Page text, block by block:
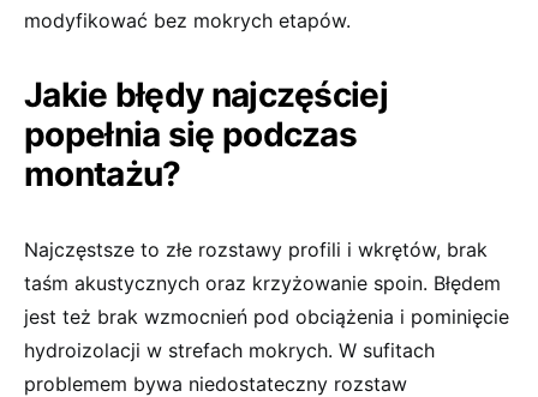
modyfikować bez mokrych etapów.
Jakie błędy najczęściej
popełnia się podczas
montażu?
Najczęstsze to złe rozstawy profili i wkrętów, brak
taśm akustycznych oraz krzyżowanie spoin. Błędem
jest też brak wzmocnień pod obciążenia i pominięcie
hydroizolacji w strefach mokrych. W sufitach
problemem bywa niedostateczny rozstaw